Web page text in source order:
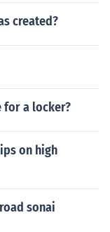
created?
for a locker?
on high
sonai